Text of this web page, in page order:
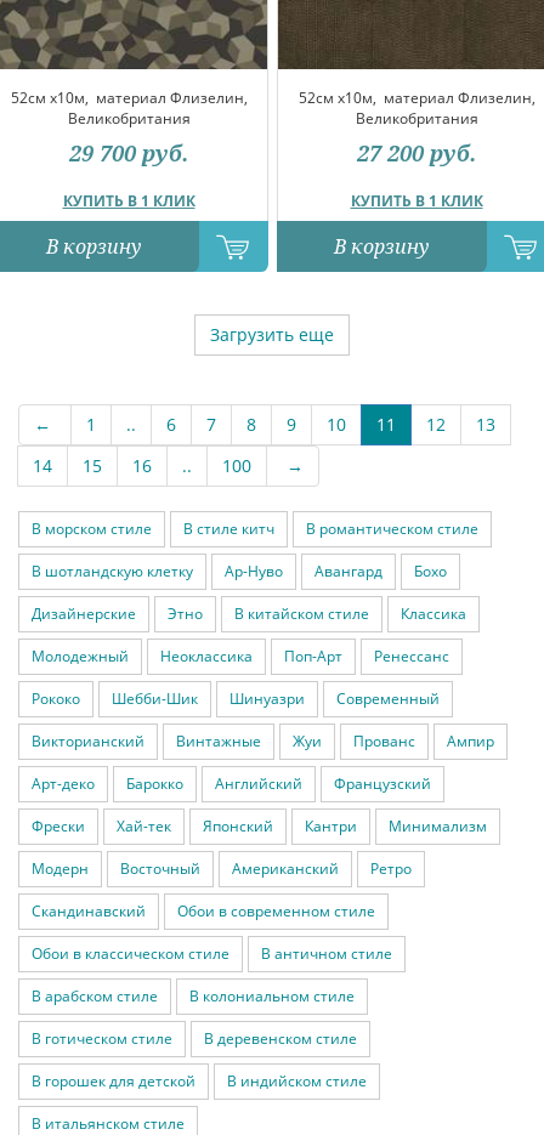
52см x10м, материал Флизелин,
Великобритания
КУПИТЬ В 1 КЛИК
29 700 руб.
В корзину
52см x10м, материал Флизелин,
Великобритания
КУПИТЬ В 1 КЛИК
27 200 руб.
В корзину
Загрузить еще
← 1 .. 6 7 8 9 10 11 12
13
14
15 16 .. 100 →
В морском стиле В стиле китч В романтическом стиле
В шотландскую клетку Ар-Нуво Авангард Бохо
Дизайнерские Этно В китайском стиле Классика
Молодежный Неоклассика Поп-Арт Ренессанс
Рококо Шебби-Шик Шинуазри Современный
Викторианский Винтажные Жуи Прованс Ампир
Арт-деко Барокко Английский Французский
Фрески Хай-тек Японский Кантри Минимализм
Модерн Восточный Американский Ретро
Скандинавский Обои в современном стиле
Обои в классическом стиле В античном стиле
В арабском стиле В колониальном стиле
В готическом стиле В деревенском стиле
В горошек для детской В индийском стиле
В итальянском стиле